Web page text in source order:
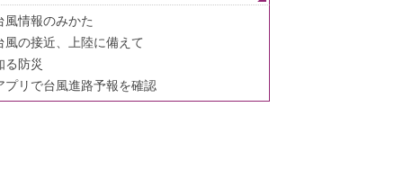
風情報のみかた
風の接近、上陸に備えて
る防災
プリで台風進路予報を確認